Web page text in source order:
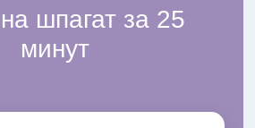
шпагат за 25
минут